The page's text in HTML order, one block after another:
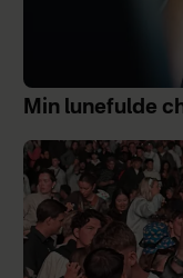
Min lunefulde